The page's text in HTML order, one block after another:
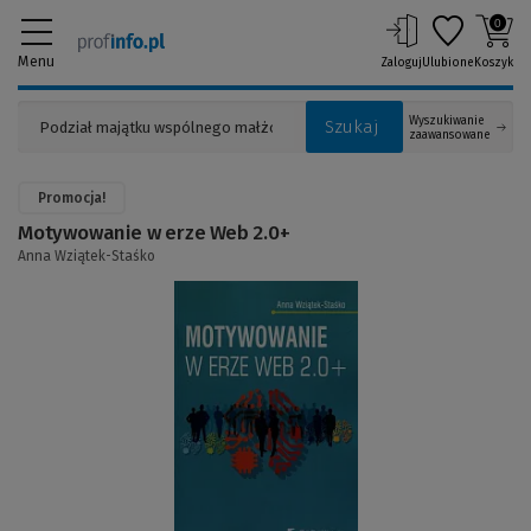
Menu
Szukaj
Wyszukiwanie
zaawansowane
ZalogujUlubione
0
Koszyk
Promocja!
do
Motywowanie w erze Web 2.0+
Anna Wziątek-Staśko